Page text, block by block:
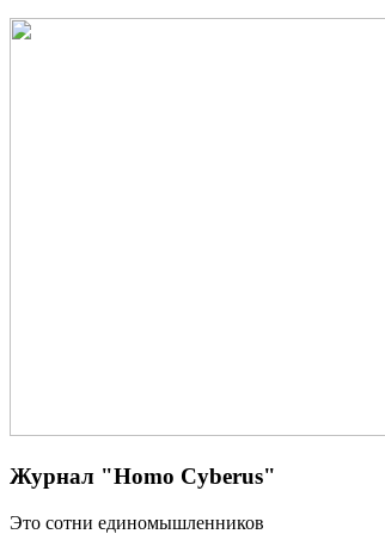
Журнал "Homo Cyberus"
Это сотни единомышленников